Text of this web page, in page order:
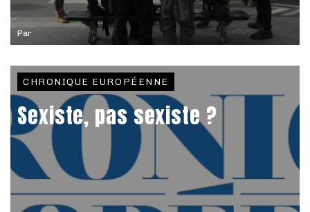
Par
CHRONIQUE EUROPÉENNE
Sexiste, pas sexiste ?